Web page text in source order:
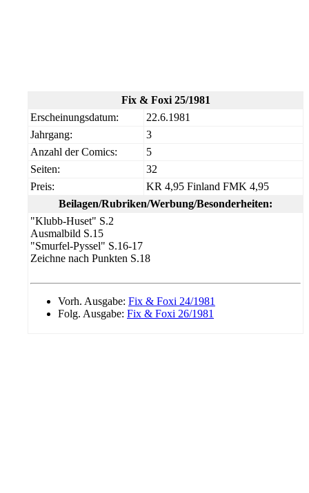
Fix & Foxi 25/1981
Erscheinungsdatum:
22.6.1981
Jahrgang:
3
Anzahl der Comics:
5
Seiten:
32
Preis:
KR 4,95 Finland FMK 4,95
Beilagen/Rubriken/Werbung/Besonderheiten:
"Klubb-Huset" S.2
Ausmalbild S.15
"Smurfel-Pyssel" S.16-17
Zeichne nach Punkten S.18
Vorh. Ausgabe: Fix & Foxi 24/1981
Folg. Ausgabe: Fix & Foxi 26/1981